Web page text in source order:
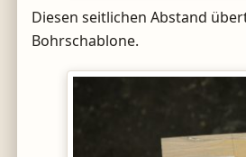
Diesen seitlichen Abstand
Bohrschablone.